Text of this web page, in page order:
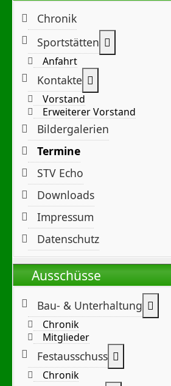
Chronik
Sportstätten
Anfahrt
Kontakte
Vorstand
Erweiterer Vorstand
Bildergalerien
Termine
STV Echo
Downloads
Impressum
Datenschutz
Ausschüsse
Bau- & Unterhaltung
Chronik
Mitglieder
Festausschuss
Chronik